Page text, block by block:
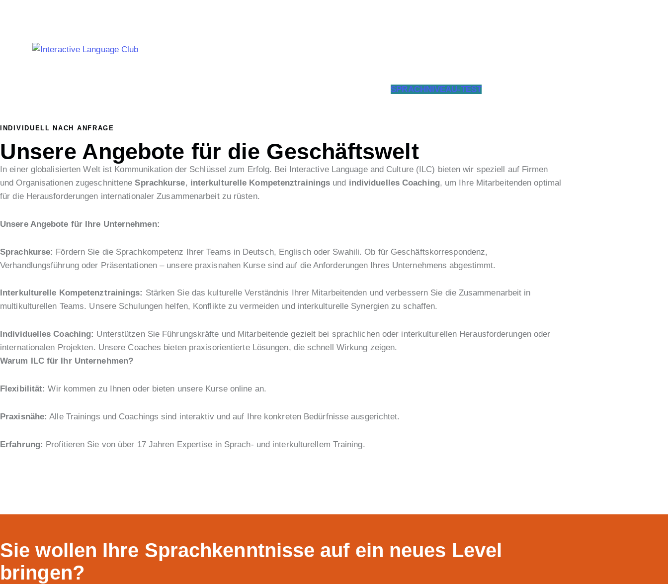
SPRACHNIVEAU-TEST
Firmenkurse
INDIVIDUELL NACH ANFRAGE
Unsere Angebote für die Geschäftswelt
In einer globalisierten Welt ist Kommunikation der Schlüssel zum Erfolg. Bei Interactive Language and Culture (ILC) bieten wir speziell auf Firmen
und Organisationen zugeschnitteneSprachkurse, interkulturelle Kompetenztrainings und individuelles Coaching, um Ihre Mitarbeitenden optimal
für die Herausforderungen internationaler Zusammenarbeit zu rüsten.
Unsere Angebote für Ihre Unternehmen:
Sprachkurse: Fördern Sie die Sprachkompetenz Ihrer Teams in Deutsch, Englisch oder Swahili. Ob für Geschäftskorrespondenz,
Verhandlungsführung oder Präsentationen – unsere praxisnahen Kurse sind auf die Anforderungen Ihres Unternehmens abgestimmt.
Interkulturelle Kompetenztrainings: Stärken Sie das kulturelle Verständnis Ihrer Mitarbeitenden und verbessern Sie die Zusammenarbeit in
multikulturellen Teams. Unsere Schulungen helfen, Konflikte zu vermeiden und interkulturelle Synergien zu schaffen.
Individuelles Coaching: Unterstützen Sie Führungskräfte und Mitarbeitende gezielt bei sprachlichen oder interkulturellen Herausforderungen oder
internationalen Projekten. Unsere Coaches bieten praxisorientierte Lösungen, die schnell Wirkung zeigen.
Warum ILC für Ihr Unternehmen?
Flexibilität: Wir kommen zu Ihnen oder bieten unsere Kurse online an.
Praxisnähe: Alle Trainings und Coachings sind interaktiv und auf Ihre konkreten Bedürfnisse ausgerichtet.
Erfahrung: Profitieren Sie von über 17 Jahren Expertise in Sprach- und interkulturellem Training.
Sie wollen Ihre Sprachkenntnisse auf ein neues Level
bringen?